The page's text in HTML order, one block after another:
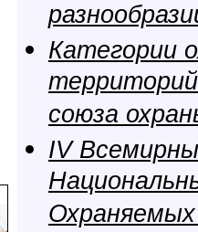
Категории
союза
IV